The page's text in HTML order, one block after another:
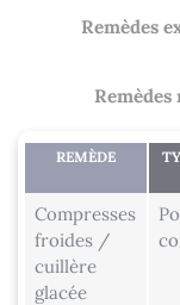
Remèdes
REMÈDE
Compresses
froides /
cuillère
glacée